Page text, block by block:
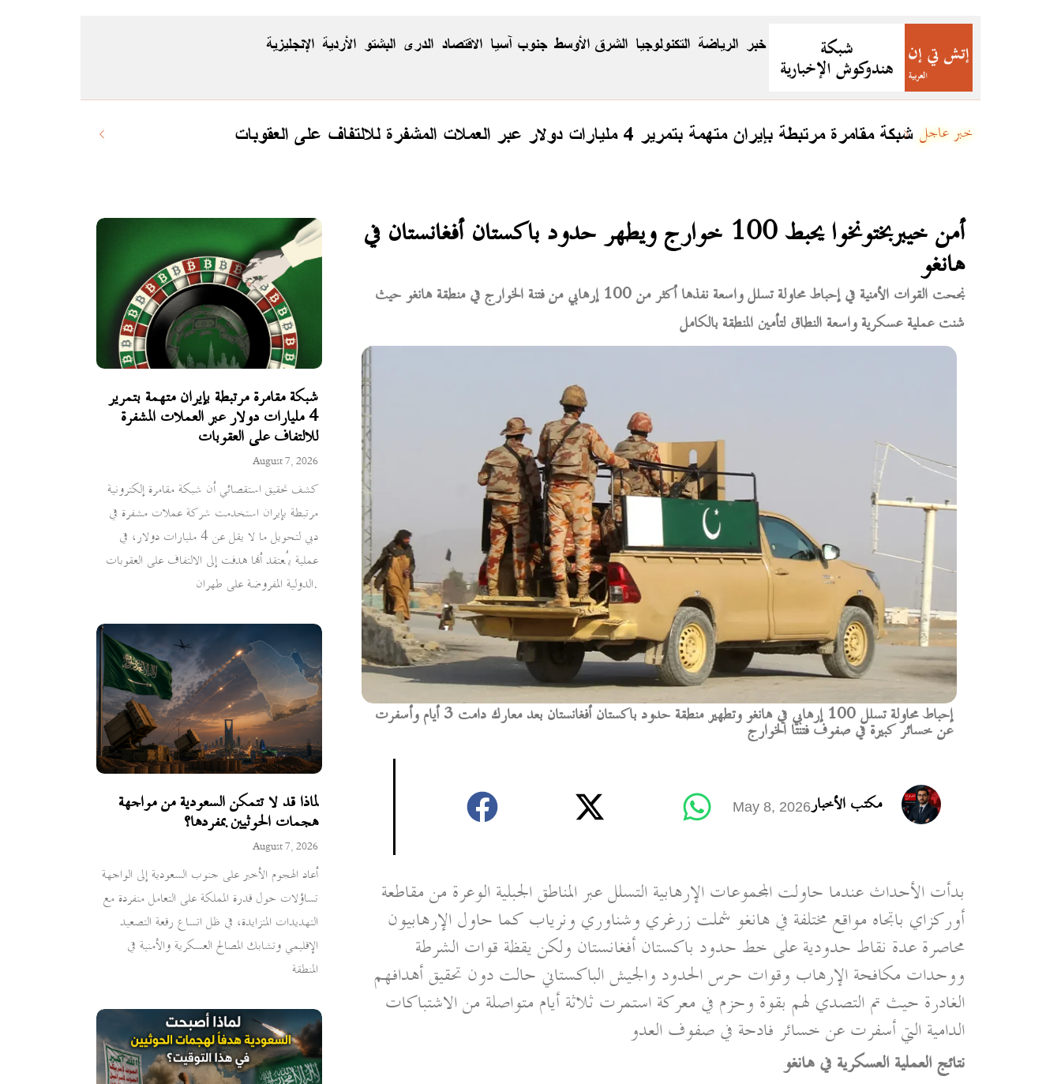
الاقتصاد جنوب آسيا الشرق الأوسط التكنولوجيا الرياضة خبر الإنجليزية الأردية البشتو الدری
شبكة مقامرة مرتبطة بإيران متهمة بتمرير 4 مليارات دولار عبر العملات المشفرة للالتفاف على العقوبات خبر عاجل
شبكة مقامرة مرتبطة بإيران متهمة بتمرير
4 مليارات دولار عبر العملات المشفرة
للالتفاف على العقوبات
August 7, 2026
كشف تحقيق استقصائي أن شبكة مقامرة إلكترونية
مرتبطة بإيران استخدمت شركة عملات مشفرة في
دبي لتحويل ما لا يقل عن 4 مليارات دولار، في
عملية يُعتقد أنها هدفت إلى الالتفاف على العقوبات
الدولية المفروضة على طهران.
لماذا قد لا تتمكن السعودية من مواجهة
هجمات الحوثيين بمفردها؟
August 7, 2026
أعاد الهجوم الأخير على جنوب السعودية إلى الواجهة
تساؤلات حول قدرة المملكة على التعامل منفردة مع
التهديدات المتزايدة، في ظل اتساع رقعة التصعيد
الإقليمي وتشابك المصالح العسكرية والأمنية في
المنطقة
أمن خيبربختونخوا يحبط 100 خوارج ويطهر حدود باكستان أفغانستان في
هانغو
نجحت القوات الأمنية في إحباط محاولة تسلل واسعة نفذها أكثر من 100 إرهابي من فتنة الخوارج في منطقة هانغو حيث
شنت عملية عسكرية واسعة النطاق لتأمين المنطقة بالكامل
إحباط محاولة تسلل 100 إرهابي في هانغو وتطهير منطقة حدود باكستان أفغانستان بعد معارك دامت 3 أيام وأسفرت
عن خسائر كبيرة في صفوف فتنتا الخوارج
مكتب الأخبارMay 8, 2026
بدأت الأحداث عندما حاولت المجموعات الإرهابية التسلل عبر المناطق الجبلية الوعرة من مقاطعة
أوركزاي باتجاه مواقع مختلفة في هانغو شملت زرغري وشناوري ونرياب كما حاول الإرهابيون
محاصرة عدة نقاط حدودية على خط حدود باكستان أفغانستان ولكن يقظة قوات الشرطة
ووحدات مكافحة الإرهاب وقوات حرس الحدود والجيش الباكستاني حالت دون تحقيق أهدافهم
الغادرة حيث تم التصدي لهم بقوة وحزم في معركة استمرت ثلاثة أيام متواصلة من الاشتباكات
الدامية التي أسفرت عن خسائر فادحة في صفوف العدو
نتائج العملية العسكرية في هانغو